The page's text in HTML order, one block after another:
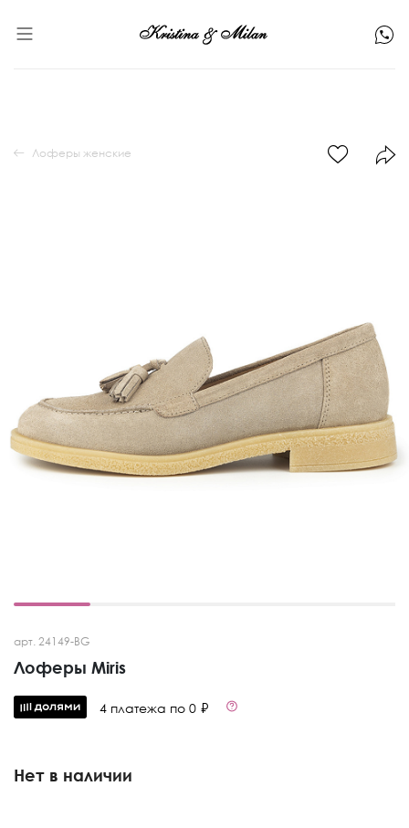
арт. 24149-BG
Лоферы Miris
4 платежа по 0 ₽
Нет в наличии
Лоферы женские